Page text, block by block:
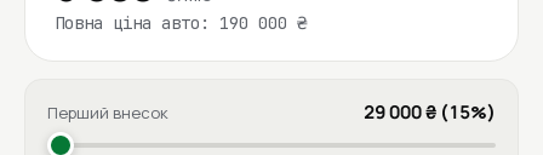
Повна ціна авто: 190 000 ₴
Перший внесок 29 000 ₴ (15%)